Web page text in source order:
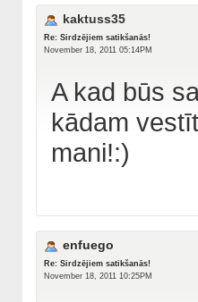
kaktuss35
Re: Sirdzējiem satikšanās!
November 18, 2011 05:14PM
A kad būs
kādam
mani!:)
enfuego
Re: Sirdzējiem satikšanās!
November 18, 2011 10:25PM